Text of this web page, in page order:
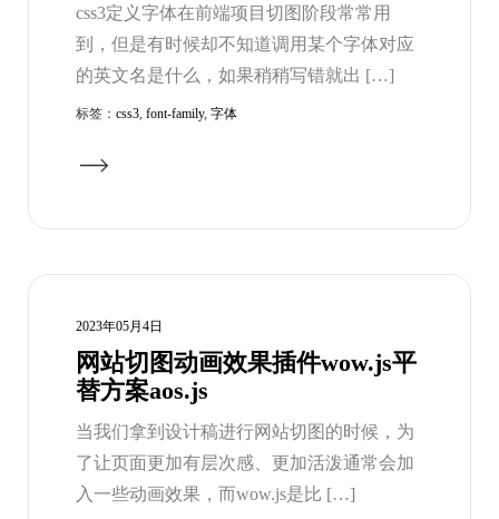
css3定义字体在前端项目切图阶段常常用
到，但是有时候却不知道调用某个字体对应
的英文名是什么，如果稍稍写错就出 […]
标签： css3, font-family, 字体
2023年05月4日
网站切图动画效果插件wow.js平
替方案aos.js
当我们拿到设计稿进行网站切图的时候，为
了让页面更加有层次感、更加活泼通常会加
入一些动画效果，而wow.js是比 […]